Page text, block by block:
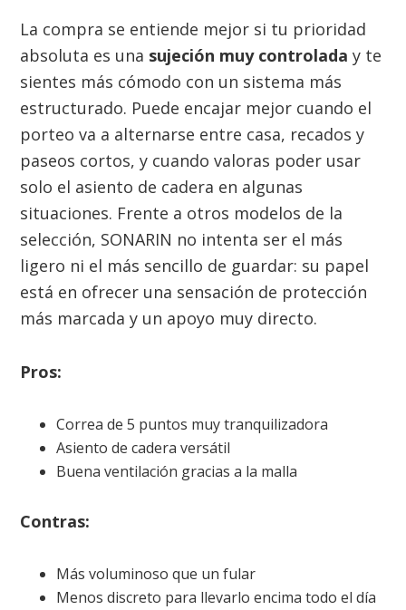
La compra se entiende mejor si tu prioridad
absoluta es una sujeción muy controlada y te
sientes más cómodo con un sistema más
estructurado. Puede encajar mejor cuando el
porteo va a alternarse entre casa, recados y
paseos cortos, y cuando valoras poder usar
solo el asiento de cadera en algunas
situaciones. Frente a otros modelos de la
selección, SONARIN no intenta ser el más
ligero ni el más sencillo de guardar: su papel
está en ofrecer una sensación de protección
más marcada y un apoyo muy directo.
Pros:
Correa de 5 puntos muy tranquilizadora
Asiento de cadera versátil
Buena ventilación gracias a la malla
Contras:
Más voluminoso que un fular
Menos discreto para llevarlo encima todo el día